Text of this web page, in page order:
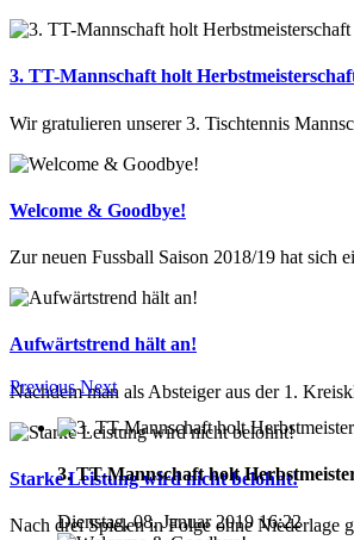
3. TT-Mannschaft holt
Wir gratulieren unserer 3. Tischtennis
Welcome & Goodbye!
Zur neuen Fussball Saison 2018/19 hat sich
Aufwärtstrend hält an!
Nachdem man als Absteiger aus der 1.
Starke Leistung wird nicht belohnt!
Nach drei Spielen in Folge ohne Niederlage
Previous Next
3. TT-Mannschaft holt
Dienstag, 08. Januar 2019 16:22